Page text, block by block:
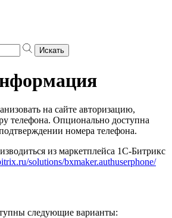
Искать
на сайте авторизацию,
телефона. Опционально доступна
номера телефона.
из маркетплейса 1С-Битрикс
solutions/bxmaker.authuserphone/
следующие варианты: